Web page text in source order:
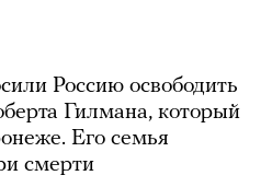
Россию освободить
Гилмана, который
Его семья
смерти